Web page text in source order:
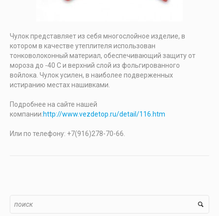
Чулок представляет из себя многослойное изделие, в
котором в качестве утеплителя использован
тонковолоконный материал, обеспечивающий защиту от
мороза до -40 С и верхний слой из фольгированного
войлока. Чулок усилен, в наиболее подверженных
истиранию местах нашивками.
Подробнее на сайте нашей
компании:http://www.vezdetop.ru/detail/116.htm
Или по телефону: +7(916)278-70-66.